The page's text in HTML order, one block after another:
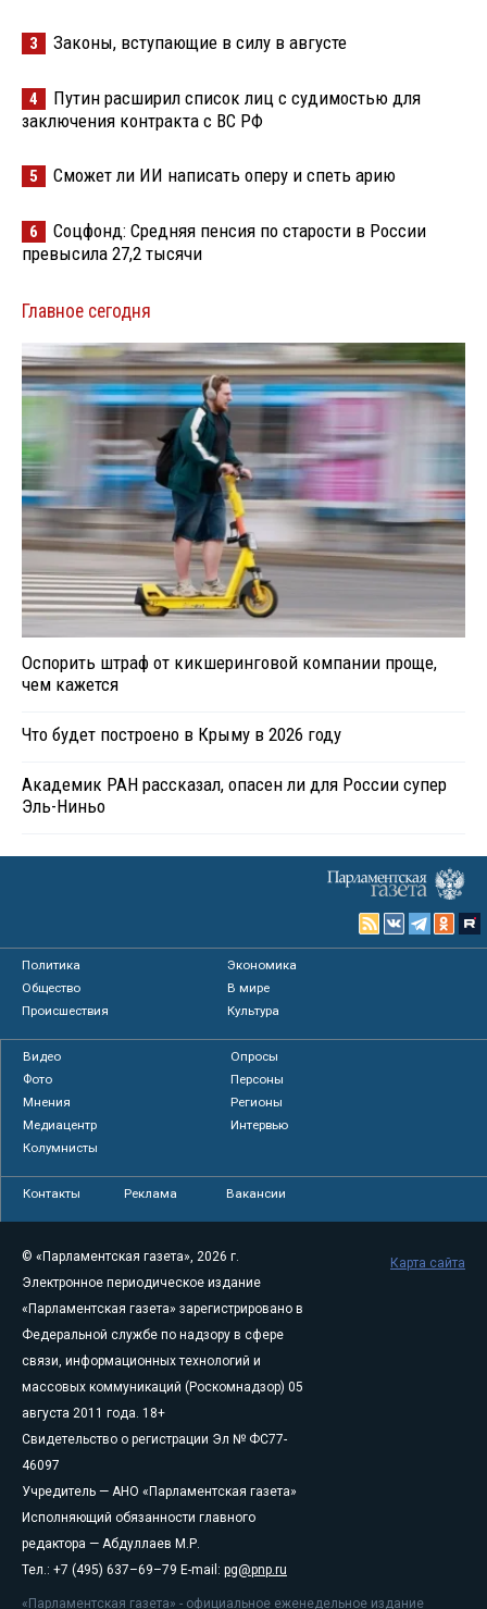
3 Законы, вступающие в силу в августе
4
Путин расширил список лиц с судимостью для
заключения контракта с ВС РФ
5 Сможет ли ИИ написать оперу и спеть арию
6
Соцфонд: Средняя пенсия по старости в России
превысила 27,2 тысячи
Главное сегодня
Оспорить штраф от кикшеринговой компании проще,
чем кажется
Что будет построено в Крыму в 2026 году
Академик РАН рассказал, опасен ли для России супер
Эль-Ниньо
Политика
Экономика
Общество
В мире
Происшествия
Культура
Видео
Опросы
Фото
Персоны
Мнения
Регионы
Медиацентр
Интервью
Колумнисты
Контакты Реклама Вакансии
© «Парламентская газета», 2026 г.
Электронное периодическое издание
«Парламентская газета» зарегистрировано в
Федеральной службе по надзору в сфере
связи, информационных технологий и
массовых коммуникаций (Роскомнадзор) 05
августа 2011 года. 18+
Свидетельство о регистрации Эл № ФС77-
46097
Учредитель — АНО «Парламентская газета»
Исполняющий обязанности главного
редактора — Абдуллаев М.Р.
Тел.: +7 (495) 637–69–79 E-mail: pg@pnp.ru
«Парламентская газета» - официальное еженедельное издание
Карта сайта